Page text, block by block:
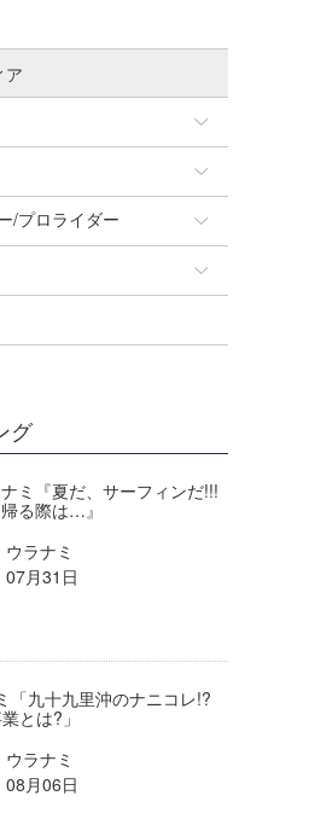
ア
/プロライダー
グ
ミ『夏だ、サーフィンだ!!!
る際は…』
ウラナミ
07月31日
「九十九里沖のナニコレ!?
とは?」
ウラナミ
08月06日